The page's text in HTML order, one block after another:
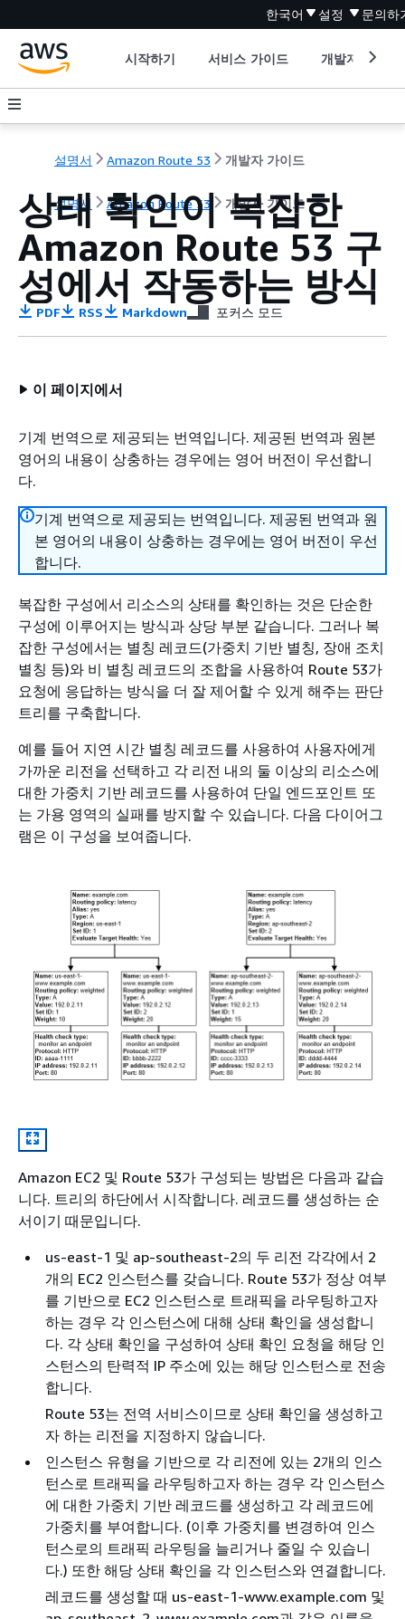
한국어 설정 문의하
시작하기 서비스 가이드 개발자 도구
설명서 Amazon Route 53 개발자 가이드
설명서 Amazon Route 53 개발자 가이드
상태 확인이 복잡한
Amazon Route 53 구
성에서 작동하는 방식
PDF RSS Markdown 포커스 모드
이 페이지에서
기계 번역으로 제공되는 번역입니다. 제공된 번역과 원본
영어의 내용이 상충하는 경우에는 영어 버전이 우선합니
다.
기계 번역으로 제공되는 번역입니다. 제공된 번역과 원
본 영어의 내용이 상충하는 경우에는 영어 버전이 우선
합니다.
복잡한 구성에서 리소스의 상태를 확인하는 것은 단순한
구성에 이루어지는 방식과 상당 부분 같습니다. 그러나 복
잡한 구성에서는 별칭 레코드(가중치 기반 별칭, 장애 조치
별칭 등)와 비 별칭 레코드의 조합을 사용하여 Route 53가
요청에 응답하는 방식을 더 잘 제어할 수 있게 해주는 판단
트리를 구축합니다.
예를 들어 지연 시간 별칭 레코드를 사용하여 사용자에게
가까운 리전을 선택하고 각 리전 내의 둘 이상의 리소스에
대한 가중치 기반 레코드를 사용하여 단일 엔드포인트 또
는 가용 영역의 실패를 방지할 수 있습니다. 다음 다이어그
램은 이 구성을 보여줍니다.
Amazon EC2 및 Route 53가 구성되는 방법은 다음과 같습
니다. 트리의 하단에서 시작합니다. 레코드를 생성하는 순
서이기 때문입니다.
us-east-1 및 ap-southeast-2의 두 리전 각각에서 2
개의 EC2 인스턴스를 갖습니다. Route 53가 정상 여부
를 기반으로 EC2 인스턴스로 트래픽을 라우팅하고자
하는 경우 각 인스턴스에 대해 상태 확인을 생성합니
다. 각 상태 확인을 구성하여 상태 확인 요청을 해당 인
스턴스의 탄력적 IP 주소에 있는 해당 인스턴스로 전송
합니다.
Route 53는 전역 서비스이므로 상태 확인을 생성하고
자 하는 리전을 지정하지 않습니다.
인스턴스 유형을 기반으로 각 리전에 있는 2개의 인스
턴스로 트래픽을 라우팅하고자 하는 경우 각 인스턴스
에 대한 가중치 기반 레코드를 생성하고 각 레코드에
가중치를 부여합니다. (이후 가중치를 변경하여 인스
턴스로의 트래픽 라우팅을 늘리거나 줄일 수 있습니
다.) 또한 해당 상태 확인을 각 인스턴스와 연결합니다.
레코드를 생성할 때 us-east-1-www.example.com 및